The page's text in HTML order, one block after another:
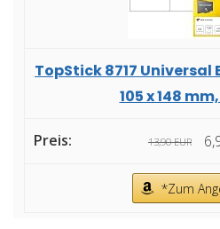
TopStick 8717
105 x 148
13,90 EUR
*Zum